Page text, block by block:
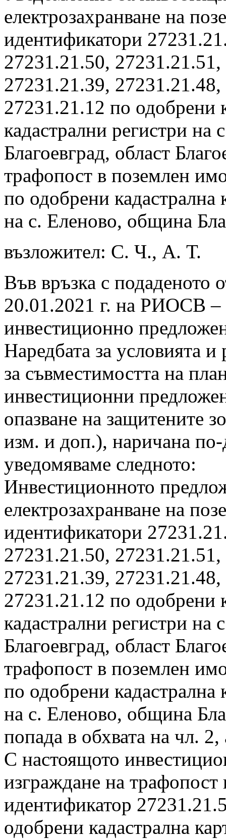
електрозахранване на
идентификатори
27231.21.50,
27231.21.39,
27231.21.12 по одобрени
кадастрални регистри
Благоевград, област
трафопост в поземлен
по одобрени кадастрална
на с. Еленово, община
възложител: С. Ч., А. Т.
Във връзка с
20.01.2021 г. на РИОСВ –
инвестиционно
Наредбата за условията
за съвместимостта на
инвестиционни
опазване на защитените
изм. и доп.), наричана
уведомяваме следното:
Инвестиционното
електрозахранване на
идентификатори
27231.21.50,
27231.21.39,
27231.21.12 по одобрени
кадастрални регистри
Благоевград, област
трафопост в поземлен
по одобрени кадастрална
на с. Еленово, община
попада в обхвата на чл.
С настоящото
изграждане на
идентификатор
одобрени кадастрална